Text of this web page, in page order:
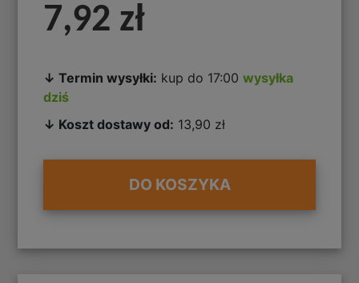
7,92 zł
↓ Termin wysyłki: kup do 17:00wysyłka
dziś
↓ Koszt dostawy od: 13,90 zł
DO KOSZYKA